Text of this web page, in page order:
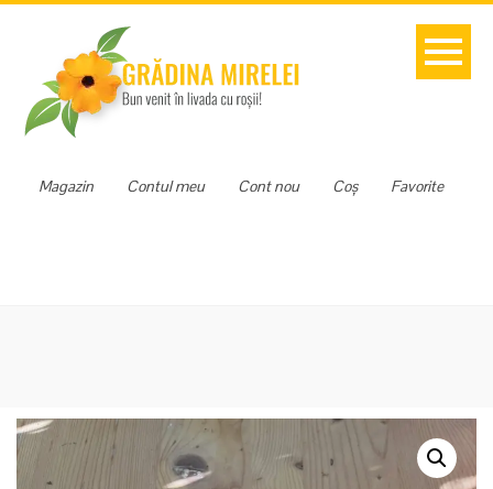
Favorite
Coș
Cont nou
Contul meu
Magazin